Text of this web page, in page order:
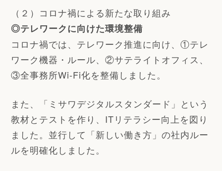
（２）コロナ禍による新たな取り組み
◎テレワークに向けた環境整備
コロナ禍では、テレワーク推進に向け、①テレ
ワーク機器・ルール、②サテライトオフィス、
③全事務所Wi-Fi化を整備しました。
また、「ミサワデジタルスタンダード」という
教材とテストを作り、ITリテラシー向上を図り
ました。並行して「新しい働き方」の社内ルー
ルを明確化しました。